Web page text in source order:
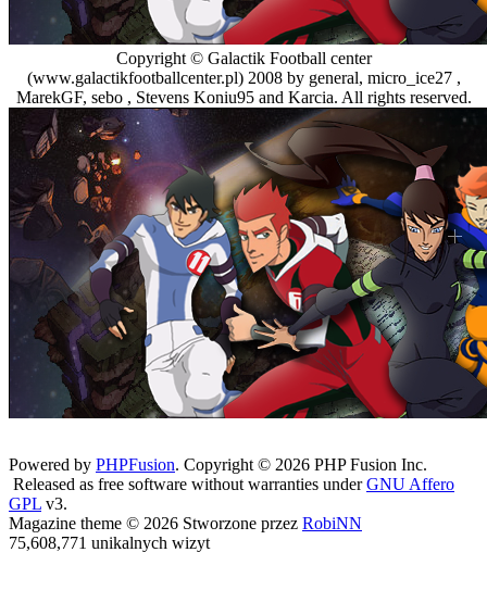
Copyright © Galactik Football center
(www.galactikfootballcenter.pl) 2008 by general, micro_ice27 ,
MarekGF, sebo , Stevens Koniu95 and Karcia. All rights reserved.
Powered by PHPFusion. Copyright © 2026 PHP Fusion Inc.
Released as free software without warranties underGNU Affero
GPL v3.
Magazine theme © 2026 Stworzone przez RobiNN
75,608,771 unikalnych wizyt